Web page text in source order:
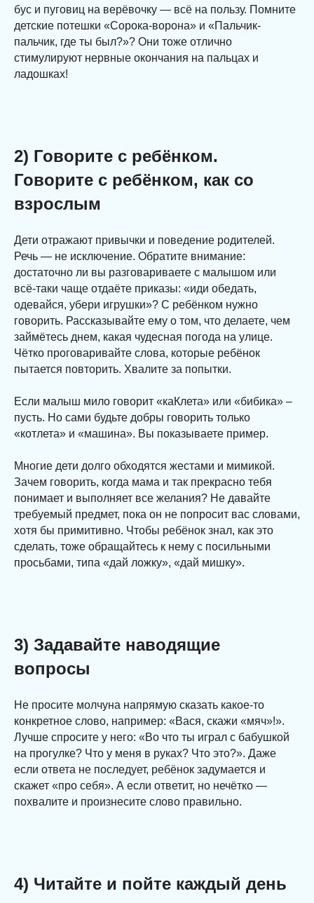
бус и пуговиц на верёвочку — всё на пользу. Помните
детские потешки «Сорока-ворона» и «Пальчик-
пальчик, где ты был?»? Они тоже отлично
стимулируют нервные окончания на пальцах и
ладошках!
2) Говорите с ребёнком.
Говорите с ребёнком, как со
взрослым
Дети отражают привычки и поведение родителей.
Речь — не исключение. Обратите внимание:
достаточно ли вы разговариваете с малышом или
всё-таки чаще отдаёте приказы: «иди обедать,
одевайся, убери игрушки»? С ребёнком нужно
говорить. Рассказывайте ему о том, что делаете, чем
займётесь днем, какая чудесная погода на улице.
Чётко проговаривайте слова, которые ребёнок
пытается повторить. Хвалите за попытки.
Если малыш мило говорит «каКлета» или «бибика» –
пусть. Но сами будьте добры говорить только
«котлета» и «машина». Вы показываете пример.
Многие дети долго обходятся жестами и мимикой.
Зачем говорить, когда мама и так прекрасно тебя
понимает и выполняет все желания? Не давайте
требуемый предмет, пока он не попросит вас словами,
хотя бы примитивно. Чтобы ребёнок знал, как это
сделать, тоже обращайтесь к нему с посильными
просьбами, типа «дай ложку», «дай мишку».
3) Задавайте наводящие
вопросы
Не просите молчуна напрямую сказать какое-то
конкретное слово, например: «Вася, скажи «мяч»!».
Лучше спросите у него: «Во что ты играл с бабушкой
на прогулке? Что у меня в руках? Что это?». Даже
если ответа не последует, ребёнок задумается и
скажет «про себя». А если ответит, но нечётко —
похвалите и произнесите слово правильно.
4) Читайте и пойте каждый день